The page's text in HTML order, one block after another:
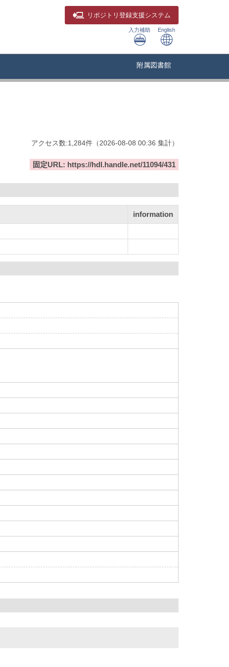
リポジトリ 登録支援システム
入力補助 English
附属図書館
アクセス数:1,284件 （2026-08-08 00:36 集計）
固定URL: https://hdl.handle.net/11094/431
information